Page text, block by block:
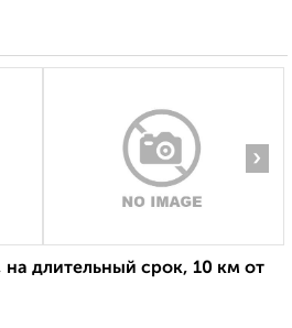
›
длительный срок, 10 км от